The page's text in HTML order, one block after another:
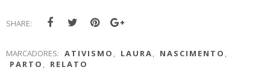
SHARE:
MARCADORES: ATIVISMO , LAURA, NASCIMENTO ,
PARTO , RELATO